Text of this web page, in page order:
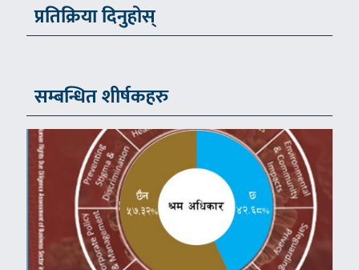
प्रतिक्रिया दिनुहोस्
सम्बन्धित शीर्षकहरु